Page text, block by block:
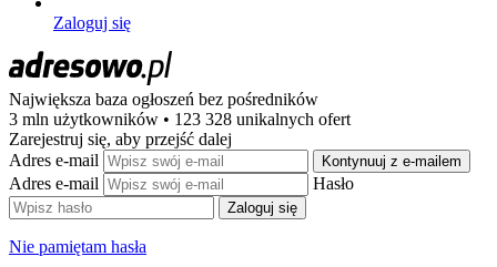
Zaloguj się
Największa baza ogłoszeń bez pośredników
3 mln użytkowników • 123 328 unikalnych ofert
Zarejestruj się, aby przejść dalej
Adres e-mail
Kontynuuj z e-mailem
Adres e-mail Hasło
Zaloguj się
Nie pamiętam hasła